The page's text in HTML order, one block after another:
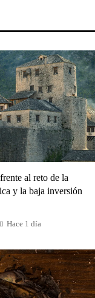
al reto de la
y la baja inversión
Hace 1 día